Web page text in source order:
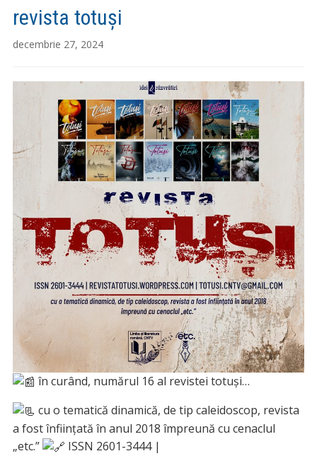
revista totuși
decembrie 27, 2024
în curând, numărul 16 al revistei totuși…
cu o tematică dinamică, de tip caleidoscop, revista
a fost înființată în anul 2018 împreună cu cenaclul
„etc.”
ISSN 2601-3444 |